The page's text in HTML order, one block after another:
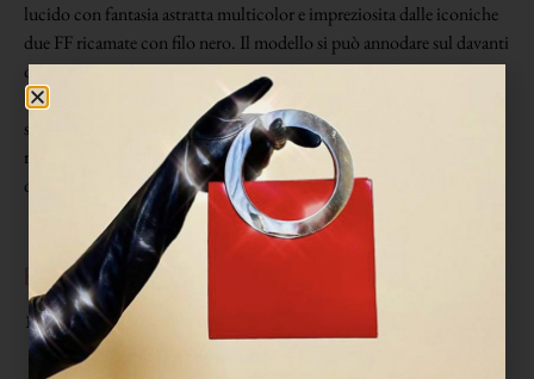
lucido con fantasia astratta multicolor e impreziosita dalle iconiche
due FF ricamate con filo nero. Il modello si può annodare sul davanti
o lateralmente, permettendo di personalizzare la vestibilità e il
movimento. Leggera e versatile, è perfetta da indossare in spiaggia
sopra il costume o abbinata a un top minimale per un look estivo
ricercato. Un capo raffinato e originale, ideale per chi ama
distinguersi con eleganza e dettagli firmati.
EPOCA
1980